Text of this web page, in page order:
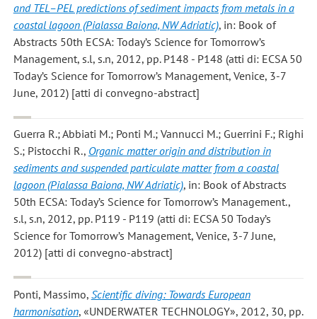
and TEL–PEL predictions of sediment impacts from metals in a
coastal lagoon (Pialassa Baiona, NW Adriatic), in: Book of
Abstracts 50th ECSA: Today’s Science for Tomorrow’s
Management, s.l, s.n, 2012, pp. P148 - P148 (atti di: ECSA 50
Today’s Science for Tomorrow’s Management, Venice, 3-7
June, 2012) [atti di convegno-abstract]
Guerra R.; Abbiati M.; Ponti M.; Vannucci M.; Guerrini F.; Righi
S.; Pistocchi R., Organic matter origin and distribution in
sediments and suspended particulate matter from a coastal
lagoon (Pialassa Baiona, NW Adriatic), in: Book of Abstracts
50th ECSA: Today’s Science for Tomorrow’s Management.,
s.l, s.n, 2012, pp. P119 - P119 (atti di: ECSA 50 Today’s
Science for Tomorrow’s Management, Venice, 3-7 June,
2012) [atti di convegno-abstract]
Ponti, Massimo, Scientific diving: Towards European
harmonisation, «UNDERWATER TECHNOLOGY», 2012, 30, pp.